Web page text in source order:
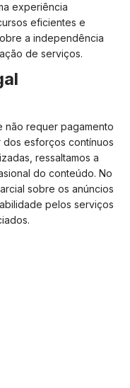
experiência
eficientes e
a independência
de serviços.
não requer pagamento
esforços contínuos
ressaltamos a
do conteúdo. No
sobre os anúncios
pelos serviços